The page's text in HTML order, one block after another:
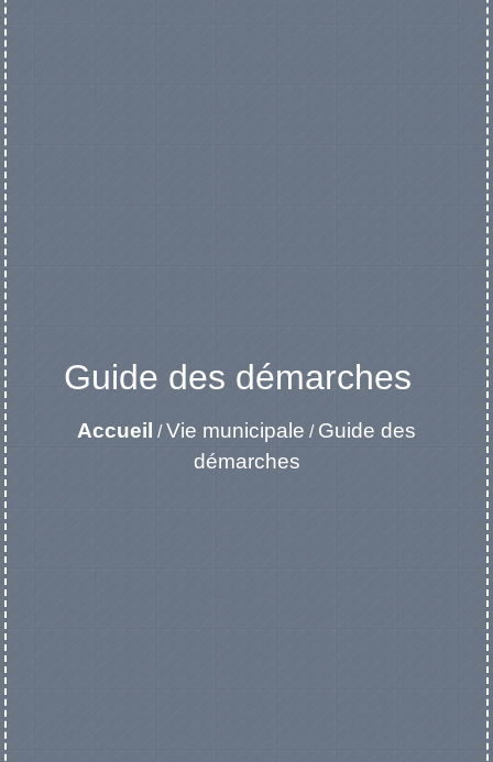
Guide des démarches
Accueil /Vie municipale / Guide des
démarches